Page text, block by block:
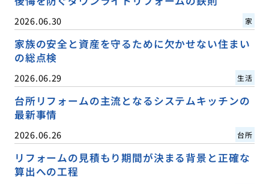
2026.06.30 家
家族の安全と資産を守るために欠かせない住まい
の総点検
2026.06.29 生活
台所リフォームの主流となるシステムキッチンの
最新事情
2026.06.26 台所
リフォームの見積もり期間が決まる背景と正確な
算出への工程